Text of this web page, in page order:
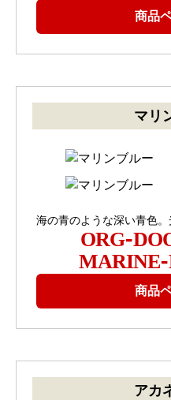
商品
マリ
海の青のような深い青色。
ORG-
商品
アカ